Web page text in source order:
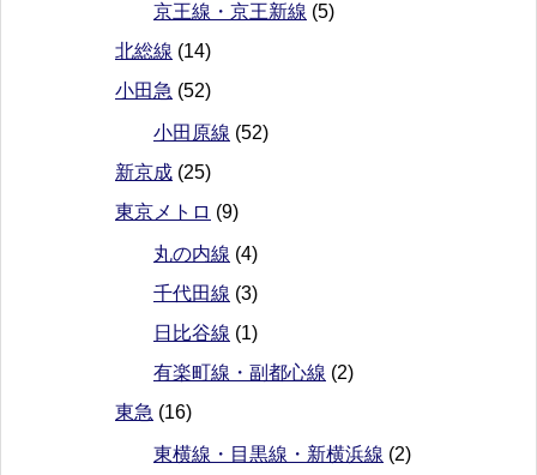
京王線・京王新線 (5)
北総線 (14)
小田急 (52)
小田原線 (52)
新京成 (25)
東京メトロ (9)
丸の内線 (4)
千代田線 (3)
日比谷線 (1)
有楽町線・副都心線 (2)
東急 (16)
東横線・目黒線・新横浜線 (2)